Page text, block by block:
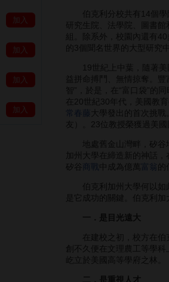
伯克利分校共有14個學院
研究生院、法學院、圖書
組。除系外，校園內還有
的3個聞名世界的大型研究
19世紀上中葉，隨著美國
益拼命搏鬥、無情掠奪。
智”，於是，在“富口袋”的
在20世紀30年代，美國教
常春藤
大學發出的首次挑
友）。23位教授榮獲過美國
地處舊金山灣畔，矽谷地
加州大學在締造新的神話
矽谷
商戰 中成為億萬 富翁 的
伯克利加州大學何以如此
是它成功的關鍵。伯克利
一．是目光遠大
在建校之初，校方在伯克
創不久便在文理農工等學
屹立於美國高等學府之林。
二．是重視人才
加入
加入
加入
加入